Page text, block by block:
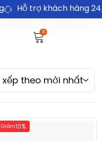
Hỗ trợ khách hàng 24/7
0
xếp theo mới nhất
Giảm10%